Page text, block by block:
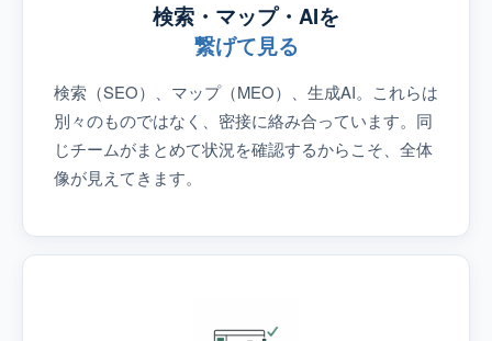
検索・マップ・AIを
繋げて見る
検索（SEO）、マップ（MEO）、生成AI。これらは
別々のものではなく、密接に絡み合っています。同
じチームがまとめて状況を確認するからこそ、全体
像が見えてきます。